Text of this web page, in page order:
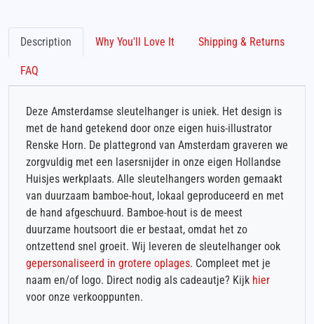
Description Why You'll Love It Shipping & Returns
FAQ
Deze Amsterdamse sleutelhanger is uniek. Het design is
met de hand getekend door onze eigen huis-illustrator
Renske Horn. De plattegrond van Amsterdam graveren we
zorgvuldig met een lasersnijder in onze eigen Hollandse
Huisjes werkplaats. Alle sleutelhangers worden gemaakt
van duurzaam bamboe-hout, lokaal geproduceerd en met
de hand afgeschuurd. Bamboe-hout is de meest
duurzame houtsoort die er bestaat, omdat het zo
ontzettend snel groeit. Wij leveren de sleutelhanger ook
gepersonaliseerd in grotere oplages. Compleet met je
naam en/of logo. Direct nodig als cadeautje? Kijk hier
voor onze verkooppunten.